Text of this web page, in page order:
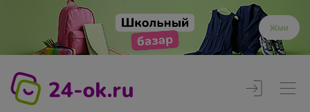
Жми